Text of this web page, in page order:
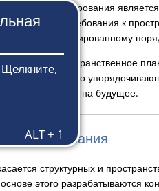
планирования
требования к
сбалансированному
термина «пространственное
которое, помимо
на будущее.
планирования
структурных и
этого разрабатываются